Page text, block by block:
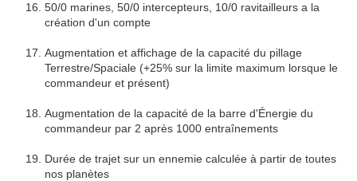
50/0 marines, 50/0 intercepteurs, 10/0 ravitailleurs a la
création d'un compte
Augmentation et affichage de la capacité du pillage
Terrestre/Spaciale (+25% sur la limite maximum lorsque le
commandeur et présent)
Augmentation de la capacité de la barre d'Énergie du
commandeur par 2 après 1000 entraînements
Durée de trajet sur un ennemie calculée à partir de toutes
nos planètes